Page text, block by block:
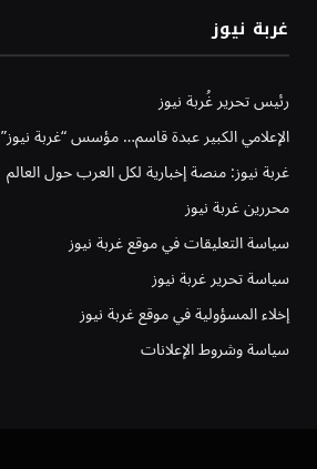
غربة نيوز
رئيس تحرير غُربة نيوز
الإعلامي الكبير عبدة قاسم… مؤسس “غربة نيوز”
غربة نيوز: منصة إخبارية لكل العرب حول العالم
محررين غربة نيوز
سياسة التعليقات في موقع غربة نيوز
سياسة تحرير غربة نيوز
إخلاء المسؤولية في موقع غربة نيوز
سياسة وشروط الإعلانات